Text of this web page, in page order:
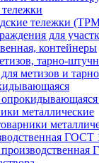
тележки
для
контейнеры
тарно-
для метизов и
металлические
ГОСТ